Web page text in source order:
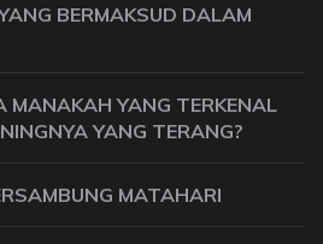
BERMAKSUD DALAM
MANAKAH YANG TERKENAL
YANG TERANG?
MATAHARI